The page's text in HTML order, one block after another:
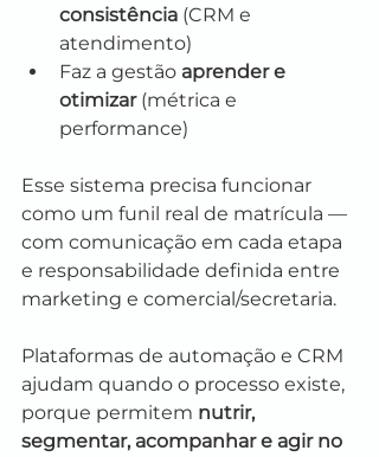
consistência (CRM e
atendimento)
Faz a gestão aprender e
otimizar (métrica e
performance)
Esse sistema precisa funcionar
como um funil real de matrícula —
com comunicação em cada etapa
e responsabilidade definida entre
marketing e comercial/secretaria.
Plataformas de automação e CRM
ajudam quando o processo existe,
porque permitem nutrir,
segmentar, acompanhar e agir no